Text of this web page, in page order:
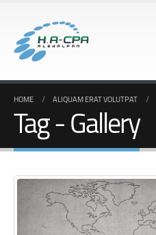
HOME ALIQUAM ERAT VOLUTPAT
Tag - Gallery